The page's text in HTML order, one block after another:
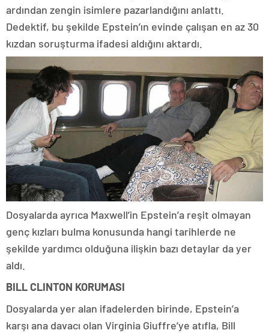
ardından zengin isimlere pazarlandığını anlattı.
Dedektif, bu şekilde Epstein’ın evinde çalışan en az 30
kızdan soruşturma ifadesi aldığını aktardı.
Dosyalarda ayrıca Maxwell’in Epstein’a reşit olmayan
genç kızları bulma konusunda hangi tarihlerde ne
şekilde yardımcı olduğuna ilişkin bazı detaylar da yer
aldı.
BILL CLINTON KORUMASI
Dosyalarda yer alan ifadelerden birinde, Epstein’a
karşı ana davacı olan Virginia Giuffre’ye atıfla, Bill